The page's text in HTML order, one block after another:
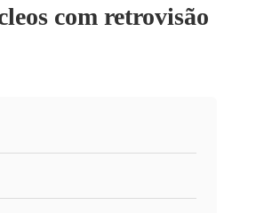
com retrovisão